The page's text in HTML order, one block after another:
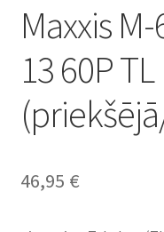
Maxxis
13 60P TL
46,95 €